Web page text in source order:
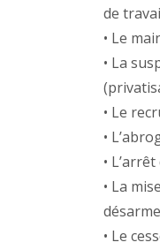
de
• Le
• La
• Le
•
•
• La
• Le